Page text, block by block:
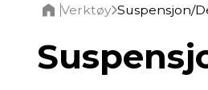
Verktøy Suspensjon/